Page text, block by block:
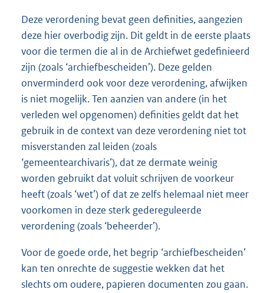
Deze verordening bevat geen definities, aangezien
deze hier overbodig zijn. Dit geldt in de eerste plaats
voor die termen die al in de Archiefwet gedefinieerd
zijn (zoals ‘archiefbescheiden’). Deze gelden
onverminderd ook voor deze verordening, afwijken
is niet mogelijk. Ten aanzien van andere (in het
verleden wel opgenomen) definities geldt dat het
gebruik in de context van deze verordening niet tot
misverstanden zal leiden (zoals
‘gemeentearchivaris’), dat ze dermate weinig
worden gebruikt dat voluit schrijven de voorkeur
heeft (zoals ‘wet’) of dat ze zelfs helemaal niet meer
voorkomen in deze sterk gedereguleerde
verordening (zoals ‘beheerder’).
Voor de goede orde, het begrip ‘archiefbescheiden’
kan ten onrechte de suggestie wekken dat het
slechts om oudere, papieren documenten zou gaan.